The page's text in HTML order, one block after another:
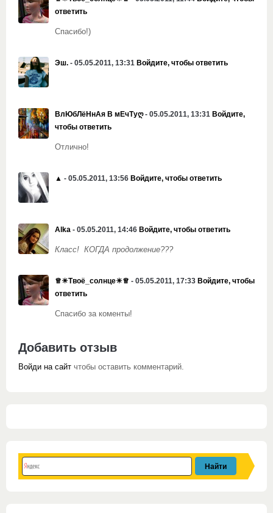
ответить
Спасибо!)
Эш. - 05.05.2011, 13:31 Войдите, чтобы ответить
ВлЮбЛёНнАя В мЕчТуღ- 05.05.2011, 13:31 Войдите,
чтобы ответить
Отлично!
▲ - 05.05.2011, 13:56 Войдите, чтобы ответить
Alka - 05.05.2011, 14:46 Войдите, чтобы ответить
Класс! КОГДА продолжение???
♕☀Твоё_солнце☀♕ - 05.05.2011, 17:33 Войдите, чтобы
ответить
Спасибо за коменты!
Добавить отзыв
Войди на сайт чтобы оставить комментарий.